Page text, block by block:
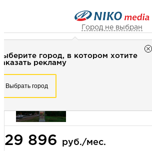
Город не выбран
город, в котором хотите
рекламу
Выбрать город
Город не выбран
Рекламное агентство
Выберите свой город
Наружная реклама
Билборд 3х6 (сторона А) - Статика
29 896 руб./мес.